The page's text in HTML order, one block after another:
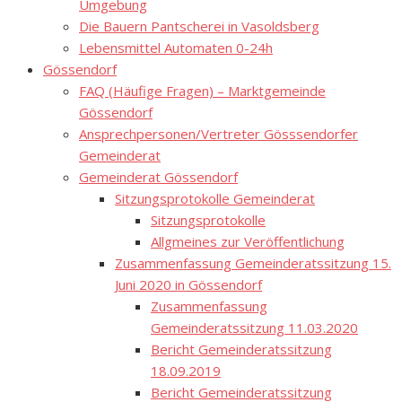
Umgebung
Die Bauern Pantscherei in Vasoldsberg
Lebensmittel Automaten 0-24h
Gössendorf
FAQ (Häufige Fragen) – Marktgemeinde
Gössendorf
Ansprechpersonen/Vertreter Gösssendorfer
Gemeinderat
Gemeinderat Gössendorf
Sitzungsprotokolle Gemeinderat
Sitzungsprotokolle
Allgmeines zur Veröffentlichung
Zusammenfassung Gemeinderatssitzung 15.
Juni 2020 in Gössendorf
Zusammenfassung
Gemeinderatssitzung 11.03.2020
Bericht Gemeinderatssitzung
18.09.2019
Bericht Gemeinderatssitzung